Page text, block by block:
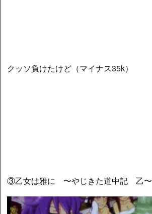
クッソ負けたけど（マイナス35k）
③乙女は雅に 〜やじきた道中記 乙〜